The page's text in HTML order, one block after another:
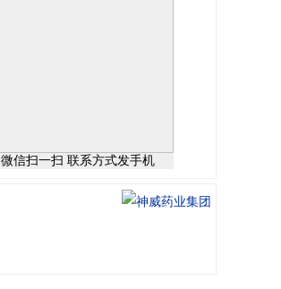
微信扫一扫 联系方式发手机